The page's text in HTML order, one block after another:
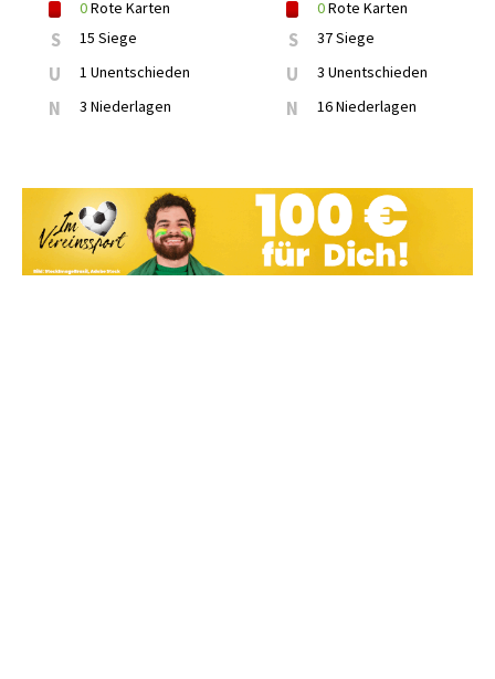
0Rote Karten
S 15 Siege
U 1 Unentschieden
N 3 Niederlagen
0Rote Karten
S 37 Siege
U 3 Unentschieden
N 16 Niederlagen